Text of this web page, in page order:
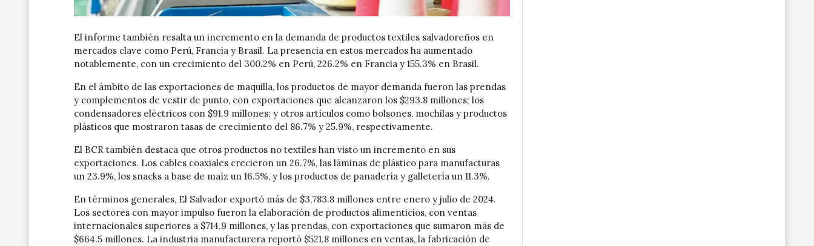
El informe también resalta un incremento en la demanda de productos textiles salvadoreños en
mercados clave como Perú, Francia y Brasil. La presencia en estos mercados ha aumentado
notablemente, con un crecimiento del 300.2% en Perú, 226.2% en Francia y 155.3% en Brasil.
En el ámbito de las exportaciones de maquilla, los productos de mayor demanda fueron las prendas
y complementos de vestir de punto, con exportaciones que alcanzaron los $293.8 millones; los
condensadores eléctricos con $91.9 millones; y otros artículos como bolsones, mochilas y productos
plásticos que mostraron tasas de crecimiento del 86.7% y 25.9%, respectivamente.
El BCR también destaca que otros productos no textiles han visto un incremento en sus
exportaciones. Los cables coaxiales crecieron un 26.7%, las láminas de plástico para manufacturas
un 23.9%, los snacks a base de maíz un 16.5%, y los productos de panadería y galletería un 11.3%.
En términos generales, El Salvador exportó más de $3,783.8 millones entre enero y julio de 2024.
Los sectores con mayor impulso fueron la elaboración de productos alimenticios, con ventas
internacionales superiores a $714.9 millones, y las prendas, con exportaciones que sumaron más de
$664.5 millones. La industria manufacturera reportó $521.8 millones en ventas, la fabricación de